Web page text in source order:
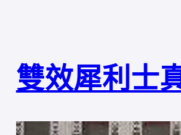
雙效犀利士